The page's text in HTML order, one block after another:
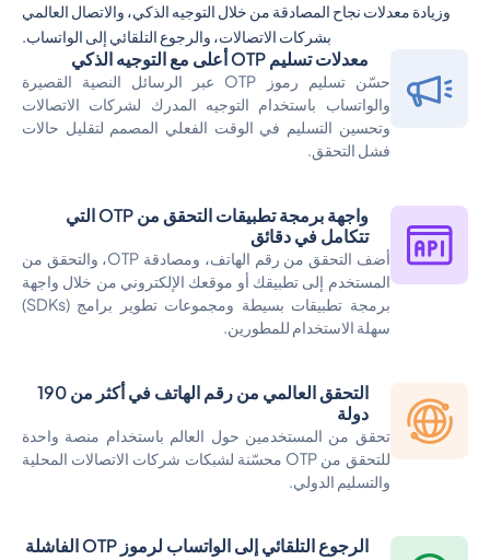
وزيادة معدلات نجاح المصادقة من خلال التوجيه الذكي، والاتصال العالمي
بشركات الاتصالات، والرجوع التلقائي إلى الواتساب.
معدلات تسليم OTP أعلى مع التوجيه الذكي
حسّن تسليم رموز OTP عبر الرسائل النصية القصيرة
والواتساب باستخدام التوجيه المدرك لشركات الاتصالات
وتحسين التسليم في الوقت الفعلي المصمم لتقليل حالات
فشل التحقق.
واجهة برمجة تطبيقات التحقق من OTP التي
تتكامل في دقائق
أضف التحقق من رقم الهاتف، ومصادقة OTP، والتحقق من
المستخدم إلى تطبيقك أو موقعك الإلكتروني من خلال واجهة
برمجة تطبيقات بسيطة ومجموعات تطوير برامج (SDKs)
سهلة الاستخدام للمطورين.
التحقق العالمي من رقم الهاتف في أكثر من 190
دولة
تحقق من المستخدمين حول العالم باستخدام منصة واحدة
للتحقق من OTP محسّنة لشبكات شركات الاتصالات المحلية
والتسليم الدولي.
الرجوع التلقائي إلى الواتساب لرموز OTP الفاشلة